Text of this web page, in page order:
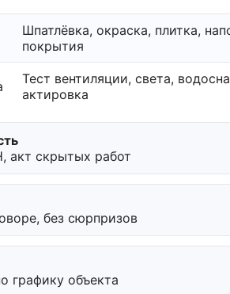
Шпатлёвка, окраска, плитка,
покрытия
Тест вентиляции, света,
актировка
акт скрытых работ
без сюрпризов
графику объекта